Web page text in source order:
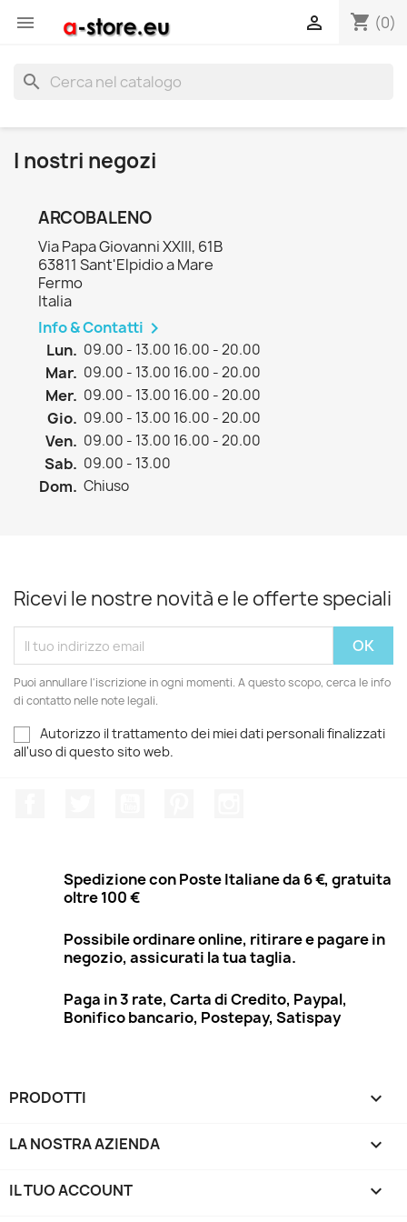
 shopping_cart (0)

search
I nostri negozi
ARCOBALENO
Via Papa Giovanni XXIII, 61B
63811 Sant'Elpidio a Mare
Fermo
Italia
Info & Contatti 
Lun. 09.00 - 13.00 16.00 - 20.00
Mar. 09.00 - 13.00 16.00 - 20.00
Mer. 09.00 - 13.00 16.00 - 20.00
Gio. 09.00 - 13.00 16.00 - 20.00
Ven. 09.00 - 13.00 16.00 - 20.00
Sab. 09.00 - 13.00
Dom. Chiuso
Ricevi le nostre novità e le offerte speciali
Puoi annullare l'iscrizione in ogni momenti. A questo scopo, cerca le info
di contatto nelle note legali.
Autorizzo il trattamento dei miei dati personali finalizzati
all'uso di questo sito web.
Spedizione con Poste Italiane da 6 €, gratuita
oltre 100 €
Possibile ordinare online, ritirare e pagare in
negozio, assicurati la tua taglia.
Paga in 3 rate, Carta di Credito, Paypal,
Bonifico bancario, Postepay, Satispay
PRODOTTI 
LA NOSTRA AZIENDA 
IL TUO ACCOUNT 